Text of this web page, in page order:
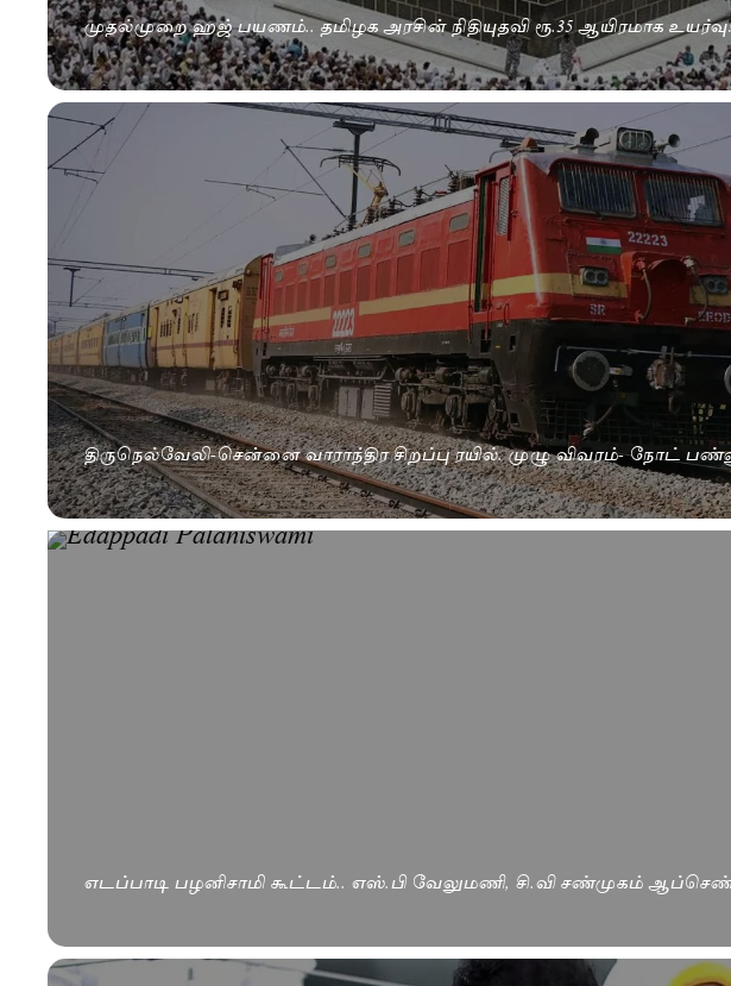
முதல்முறை ஹஜ் பயணம்.. தமிழக அரசின் நிதியுதவி ரூ.35 ஆயிரமாக
திருநெல்வேலி-சென்னை வாராந்திர சிறப்பு ரயில். முழு விவரம்- நோட்
எடப்பாடி பழனிசாமி கூட்டம்.. எஸ்.பி வேலுமணி, சி.வி சண்முகம்